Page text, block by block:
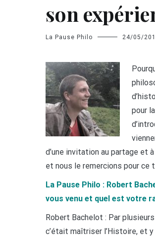
son
La Pause Philo 24/05/
pour
d’une invitation au partage et
et nous le remercions pour ce
La Pause Philo : Robert
vous venu et quel est votre
Robert Bachelot : Par
c’était maîtriser l’Histoire, et